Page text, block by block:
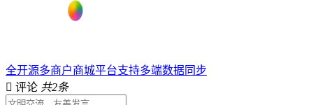
全开源多商户商城平台支持多端数据同步
评论 共2条